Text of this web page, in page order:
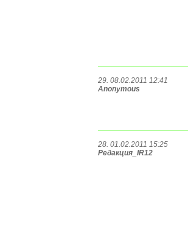
29. 08.02.2011 12:41
Anonymous
28. 01.02.2011 15:25
Редакция_IR12